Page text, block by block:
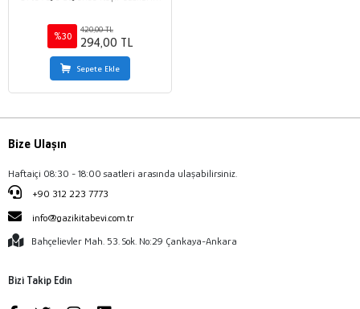
%30
420,00 TL
294,00 TL
Sepete Ekle
Bize Ulaşın
Haftaiçi 08:30 - 18:00 saatleri arasında ulaşabilirsiniz.
+90 312 223 7773
info@gazikitabevi.com.tr
Bahçelievler Mah. 53. Sok. No:29 Çankaya-Ankara
Bizi Takip Edin